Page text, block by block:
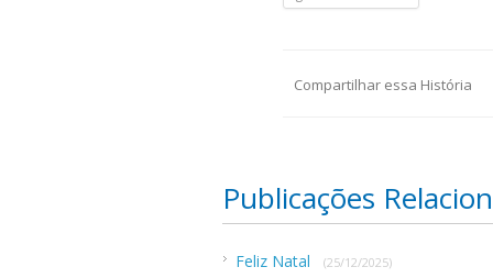
Compartilhar essa História
Publicações
Feliz Natal (25/12/2025)